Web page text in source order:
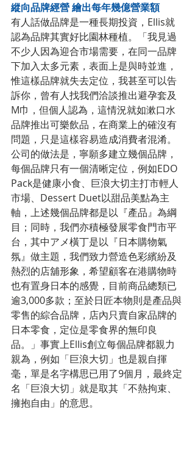
縱向品牌經營 繪出每年幾億營業額
有人話做品牌是一種長期投資，Ellis就
認為品牌其實好比園林種植。「我見過
不少人因為迎合市場需要，在同一品牌
下加入太多元素，表面上是與時並進，
惟這樣品牌就失去定位，我甚至可以告
訴你，曾有人找我們洽談推出避孕套及
M巾，但個人認為，這情況就如漱口水
品牌推出可樂飲品，在商業上的確沒有
問題，只是這樣容易造成消費者混淆。
公司的做法是，寧願多建立幾個品牌，
每個品牌只有一個清晰定位，例如EDO
Pack是健康小食、巨浪大切主打市輕人
市場、Dessert Duet以甜品美點為主
軸，上述幾個品牌都是以『產品』為綱
目；同時，我們亦積極發展零食門市平
台，其中アメ橫丁是以『日本購物氣
氛』做主題，我們致力營造色彩繽紛及
熱烈的店舖形象，希望顧客在港購物時
也有置身日本的感覺，目前商品總類已
逾3,000多款；至於日匠本物則是產品與
零售的綜合品牌，店內只賣自家品牌的
日本零食，定位是零食界的無印良
品。」事實上Ellis創立每個品牌都親力
親為，例如「巨浪大切」也是親自揮
毫，單是名字構思已用了9個月，最終定
名「巨浪大切」就是取其「不熱拘束、
擁抱自由」的意思。